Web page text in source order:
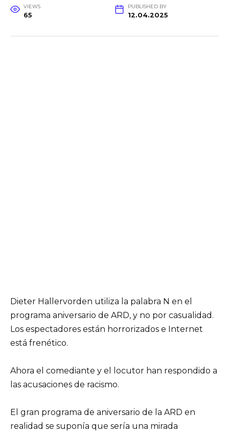
VIEWS
65
PUBLISHED BY
12.04.2025
Dieter Hallervorden utiliza la palabra N en el
programa aniversario de ARD, y no por casualidad.
Los espectadores están horrorizados e Internet
está frenético.
Ahora el comediante y el locutor han respondido a
las acusaciones de racismo.
El gran programa de aniversario de la ARD en
realidad se suponía que sería una mirada